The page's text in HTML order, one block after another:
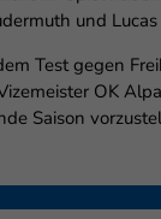
und
Test gegen
OK
Saison